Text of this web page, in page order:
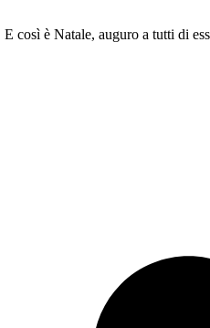
così è Natale, auguro a tutti di